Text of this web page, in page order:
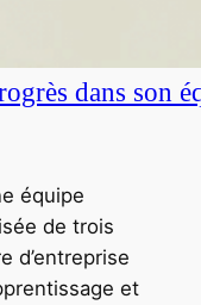
dans son
équipe
de trois
d’entreprise
et